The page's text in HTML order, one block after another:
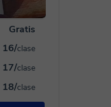
Gratis
16/clase
17/clase
18/clase